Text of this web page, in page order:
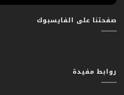
صفحتنا على الفايسبوك
روابط مفيدة